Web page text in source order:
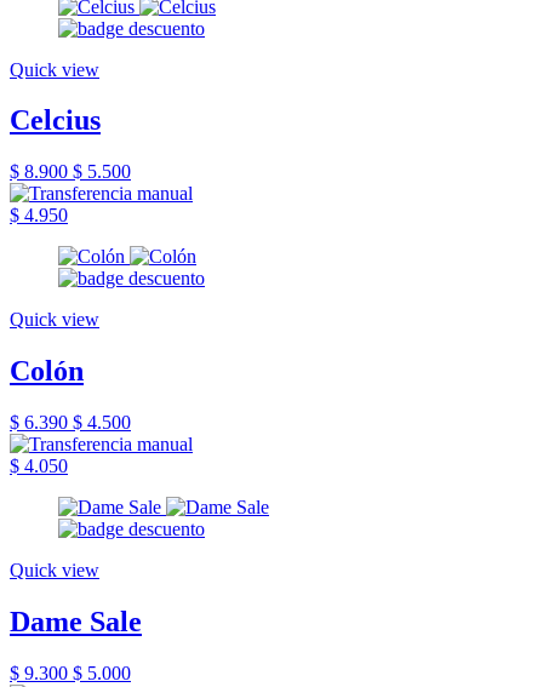
Quick view
Celcius
$ 8.900 $ 5.500
$ 4.950
Quick view
Colón
$ 6.390 $ 4.500
$ 4.050
Quick view
Dame Sale
$ 9.300 $ 5.000